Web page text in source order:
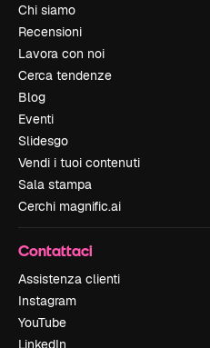
Chi siamo
Recensioni
Lavora con noi
Cerca tendenze
Blog
Eventi
Slidesgo
Vendi i tuoi contenuti
Sala stampa
Cerchi magnific.ai
Contattaci
Assistenza clienti
Instagram
YouTube
LinkedIn